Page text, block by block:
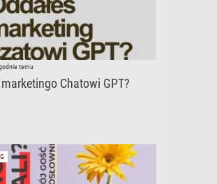
temu
marketingo Chatowi GPT?